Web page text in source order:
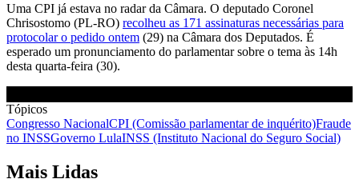
Uma CPI já estava no radar da Câmara. O deputado Coronel
Chrisostomo (PL-RO) recolheu as 171 assinaturas necessárias para
protocolar o pedido ontem (29) na Câmara dos Deputados. É
esperado um pronunciamento do parlamentar sobre o tema às 14h
desta quarta-feira (30).
Tópicos
Congresso NacionalCPI (Comissão parlamentar de inquérito)Fraude
no INSSGoverno LulaINSS (Instituto Nacional do Seguro Social)
Mais Lidas